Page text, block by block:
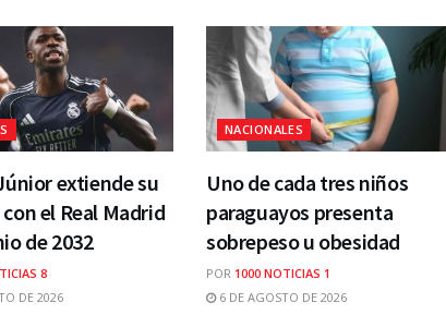
extiende su
el Real Madrid
de 2032
8
DE 2026
NACIONALES
Uno de cada tres niños
paraguayos presenta
sobrepeso u obesidad
POR 1000 NOTICIAS 1
6 DE AGOSTO DE 2026